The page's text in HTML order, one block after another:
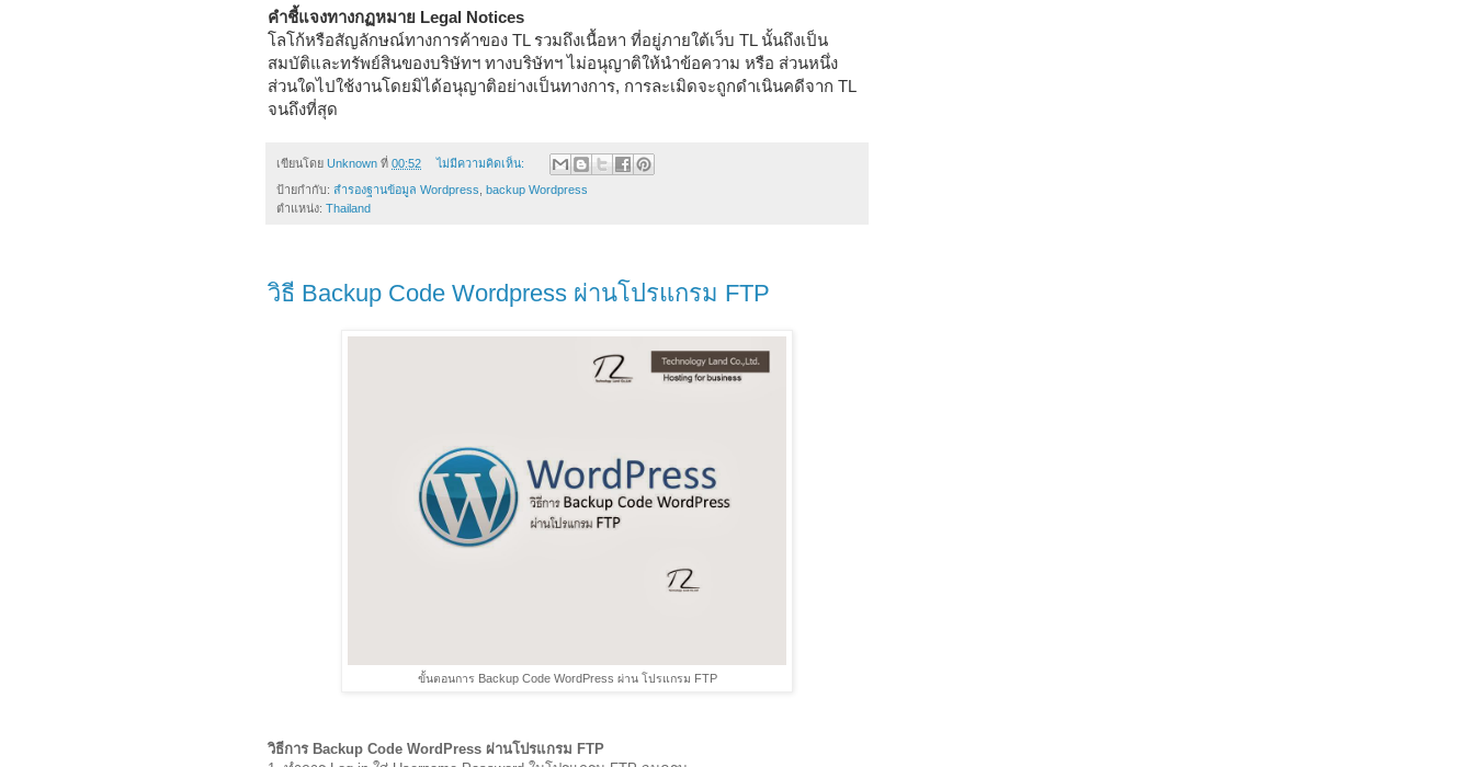
คำชี้แจงทางกฏหมาย Legal Notices
โลโก้หรือสัญลักษณ์ทางการค้าของ TL รวมถึงเนื้อหา ที่อยู่ภายใต้เว็บ TL นั้นถึงเป็น
สมบัติและทรัพย์สินของบริษัทฯ ทางบริษัทฯ ไม่อนุญาติให้นำข้อความ หรือ ส่วนหนึ่ง
ส่วนใดไปใช้งานโดยมิได้อนุญาติอย่างเป็นทางการ, การละเมิดจะถูกดำเนินคดีจาก TL
จนถึงที่สุด
เขียนโดย Unknown ที่ 00:52 ไม่มีความคิดเห็น:
ป้ายกำกับ: สำรองฐานข้อมูล Wordpress backup Wordpress
ตำแหน่ง: Thailand
วิธี Backup Code Wordpress ผ่านโปรแกรม FTP
ขั้นตอนการ Backup Code WordPress ผ่าน โปรแกรม FTP
วิธีการ Backup Code WordPress ผ่านโปรแกรม FTP